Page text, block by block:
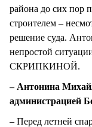
района до сих пор
строителем –
решение суда.
непростой
СКРИПКИНОЙ.
– Антонина
администрацией
– Перед летней